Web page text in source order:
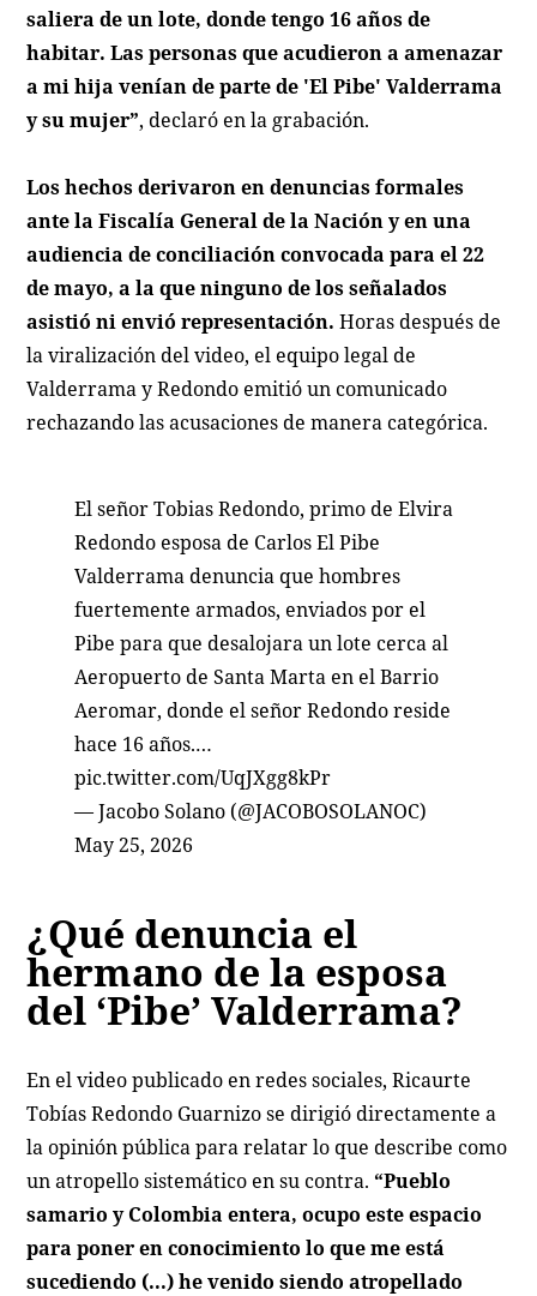
saliera de un lote, donde tengo 16 años de
habitar. Las personas que acudieron a amenazar
a mi hija venían de parte de 'El Pibe' Valderrama
y su mujer”, declaró en la grabación.
Los hechos derivaron en denuncias formales
ante la Fiscalía General de la Nación y en una
audiencia de conciliación convocada para el 22
de mayo, a la que ninguno de los señalados
asistió ni envió representación. Horas después de
la viralización del video, el equipo legal de
Valderrama y Redondo emitió un comunicado
rechazando las acusaciones de manera categórica.
El señor Tobias Redondo, primo de Elvira
Redondo esposa de Carlos El Pibe
Valderrama denuncia que hombres
fuertemente armados, enviados por el
Pibe para que desalojara un lote cerca al
Aeropuerto de Santa Marta en el Barrio
Aeromar, donde el señor Redondo reside
hace 16 años.…
pic.twitter.com/UqJXgg8kPr
— Jacobo Solano (@JACOBOSOLANOC)
May 25, 2026
¿Qué denuncia el
hermano de la esposa
del ‘Pibe’ Valderrama?
En el video publicado en redes sociales, Ricaurte
Tobías Redondo Guarnizo se dirigió directamente a
la opinión pública para relatar lo que describe como
un atropello sistemático en su contra. “Pueblo
samario y Colombia entera, ocupo este espacio
para poner en conocimiento lo que me está
sucediendo (...) he venido siendo atropellado